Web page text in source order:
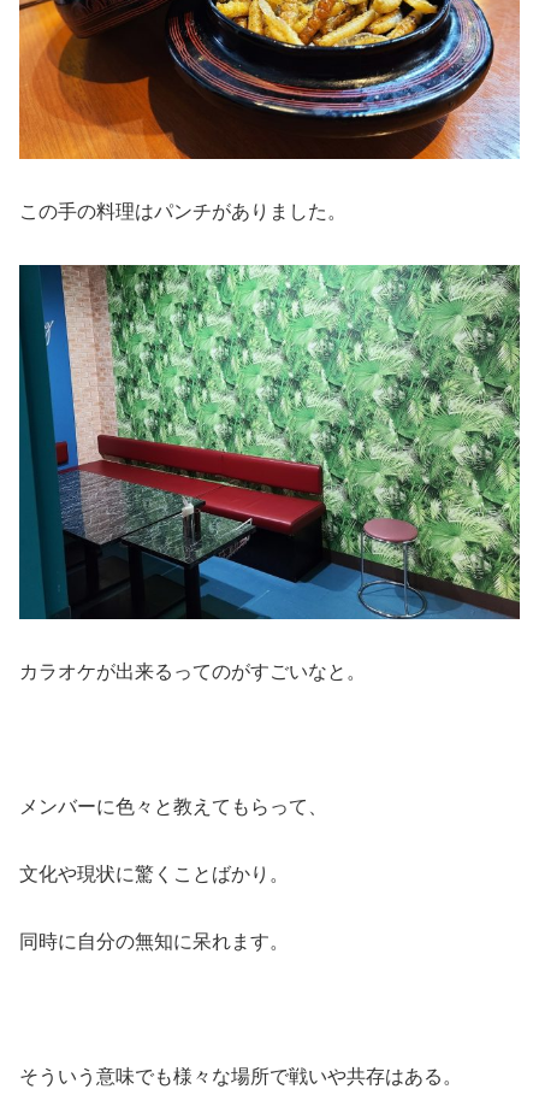
この手の料理はパンチがありました。
カラオケが出来るってのがすごいなと。
メンバーに色々と教えてもらって、
文化や現状に驚くことばかり。
同時に自分の無知に呆れます。
そういう意味でも様々な場所で戦いや共存はある。